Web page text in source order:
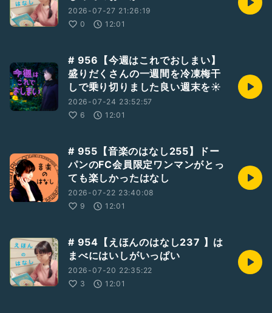
2026-07-27 21:26:19
0
12:01
# 956【今週はこれでおしまい】
盛りだくさんの一週間を冷凍梅干
しで乗り切りました良い週末を☀️
2026-07-24 23:52:57
6
12:01
# 955【音楽のはなし255】ドー
パンのFC会員限定ワンマンがとっ
ても楽しかったはなし
2026-07-22 23:40:08
9
12:01
# 954【えほんのはなし237 】は
まべにはいしがいっぱい
2026-07-20 22:35:22
3
12:01